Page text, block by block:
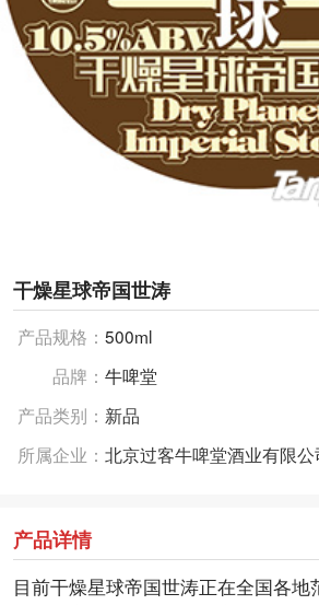
干燥星球帝国世涛
产品规格： 500ml
品牌： 牛啤堂
产品类别： 新品
所属企业： 北京过客牛啤堂酒业有限公
产品详情
目前干燥星球帝国世涛正在全国各地